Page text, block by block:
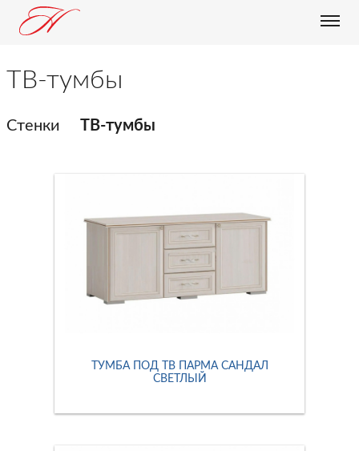
ДОСТАВКА И ОПЛАТА
ТВ-тумбы
Стенки ТВ-тумбы
ТУМБА ПОД ТВ ПАРМА САНДАЛ
СВЕТЛЫЙ